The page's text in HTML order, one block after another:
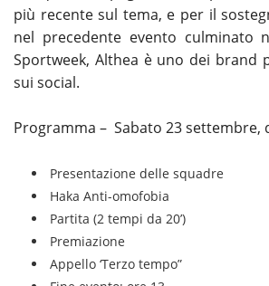
più recente sul tema, e per il
nel precedente evento culminato
Sportweek, Althea è uno dei brand
sui social.
Programma – Sabato 23 settembre,
Presentazione delle squadre
Haka Anti-omofobia
Partita (2 tempi da 20’)
Premiazione
Appello ‘Terzo tempo”